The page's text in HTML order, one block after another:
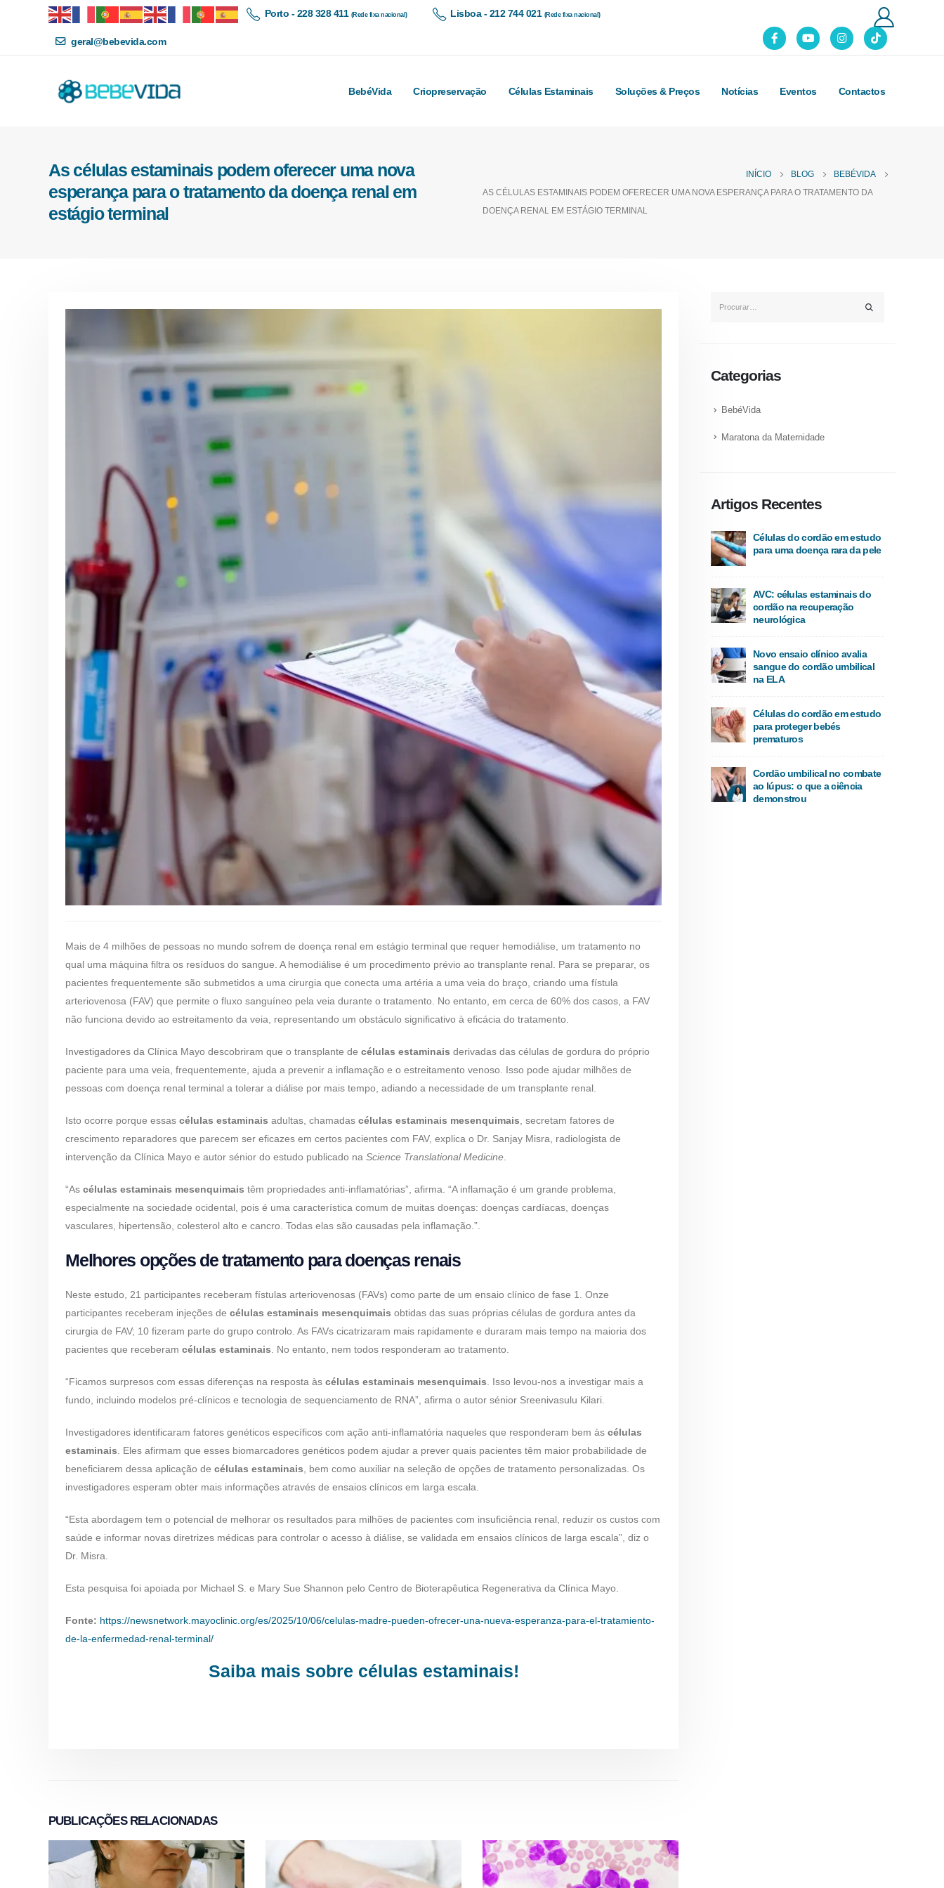
Porto - 228 328 411 (Rede fixa nacional) Lisboa - 212 744 021 (Rede fixa nacional)
geral@bebevida.com
BebéVida Criopreservação Células Estaminais Soluções & Preços Notícias Eventos Contactos
As células estaminais podem oferecer uma nova
esperança para o tratamento da doença renal em
estágio terminal
INÍCIO BLOG
BEBÉVIDA
AS CÉLULAS ESTAMINAIS PODEM OFERECER UMA NOVA ESPERANÇA PARA O TRATAMENTO DA
DOENÇA RENAL EM ESTÁGIO TERMINAL
Mais de 4 milhões de pessoas no mundo sofrem de doença renal em estágio terminal que requer hemodiálise, um tratamento no
qual uma máquina filtra os resíduos do sangue. A hemodiálise é um procedimento prévio ao transplante renal. Para se preparar, os
pacientes frequentemente são submetidos a uma cirurgia que conecta uma artéria a uma veia do braço, criando uma fístula
arteriovenosa (FAV) que permite o fluxo sanguíneo pela veia durante o tratamento. No entanto, em cerca de 60% dos casos, a FAV
não funciona devido ao estreitamento da veia, representando um obstáculo significativo à eficácia do tratamento.
Investigadores da Clínica Mayo descobriram que o transplante de células estaminais derivadas das células de gordura do próprio
paciente para uma veia, frequentemente, ajuda a prevenir a inflamação e o estreitamento venoso. Isso pode ajudar milhões de
pessoas com doença renal terminal a tolerar a diálise por mais tempo, adiando a necessidade de um transplante renal.
Isto ocorre porque essas células estaminais adultas, chamadas células estaminais mesenquimais , secretam fatores de
crescimento reparadores que parecem ser eficazes em certos pacientes com FAV, explica o Dr. Sanjay Misra, radiologista de
intervenção da Clínica Mayo e autor sénior do estudo publicado na Science Translational Medicine
“As células estaminais mesenquimais têm propriedades anti-inflamatórias”, afirma. “A inflamação é um grande problema,
especialmente na sociedade ocidental, pois é uma característica comum de muitas doenças: doenças cardíacas, doenças
vasculares, hipertensão, colesterol alto e cancro. Todas elas são causadas pela inflamação.”.
Melhores opções de tratamento para doenças renais
Neste estudo, 21 participantes receberam fístulas arteriovenosas (FAVs) como parte de um ensaio clínico de fase 1. Onze
participantes receberam injeções de células estaminais mesenquimais obtidas das suas próprias células de gordura antes da
cirurgia de FAV; 10 fizeram parte do grupo controlo. As FAVs cicatrizaram mais rapidamente e duraram mais tempo na maioria dos
pacientes que receberam células estaminais . No entanto, nem todos responderam ao tratamento.
“Ficamos surpresos com essas diferenças na resposta às células estaminais mesenquimais . Isso levou-nos a investigar mais a
fundo, incluindo modelos pré-clínicos e tecnologia de sequenciamento de RNA”, afirma o autor sénior Sreenivasulu Kilari.
Investigadores identificaram fatores genéticos específicos com ação anti-inflamatória naqueles que responderam bem às células
estaminais . Eles afirmam que esses biomarcadores genéticos podem ajudar a prever quais pacientes têm maior probabilidade de
beneficiarem dessa aplicação de células estaminais , bem como auxiliar na seleção de opções de tratamento personalizadas. Os
investigadores esperam obter mais informações através de ensaios clínicos em larga escala.
“Esta abordagem tem o potencial de melhorar os resultados para milhões de pacientes com insuficiência renal, reduzir os custos com
saúde e informar novas diretrizes médicas para controlar o acesso à diálise, se validada em ensaios clínicos de larga escala”, diz o
Dr. Misra.
Esta pesquisa foi apoiada por Michael S. e Mary Sue Shannon pelo Centro de Bioterapêutica Regenerativa da Clínica Mayo.
Fonte: https://newsnetwork.mayoclinic.org/es/2025/10/06/celulas-madre-pueden-ofrecer-una-nueva-esperanza-para-el-tratamiento-
de-la-enfermedad-renal-terminal/
Saiba mais sobre células estaminais!
PUBLICAÇÕESRELACIONADAS
Categorias
BebéVida
Maratona da Maternidade
Artigos Recentes
Células do cordão em estudo
para uma doença rara da pele
AVC: células estaminais do
cordão na recuperação
neurológica
Novo ensaio clínico avalia
sangue do cordão umbilical
na ELA
Células do cordão em estudo
para proteger bebés
prematuros
Cordão umbilical no combate
ao lúpus: o que a ciência
demonstrou